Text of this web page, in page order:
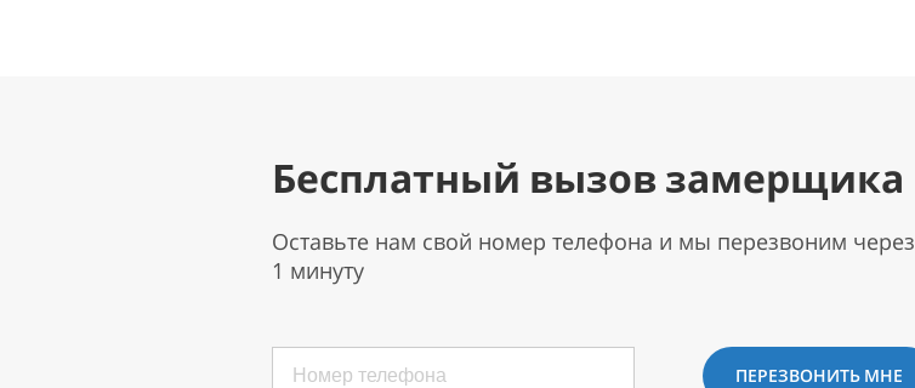
Бесплатный вызов замерщика
Оставьте нам свой номер телефона и мы перезвоним через
1 минуту
ПЕРЕЗВОНИТЬ МНЕ